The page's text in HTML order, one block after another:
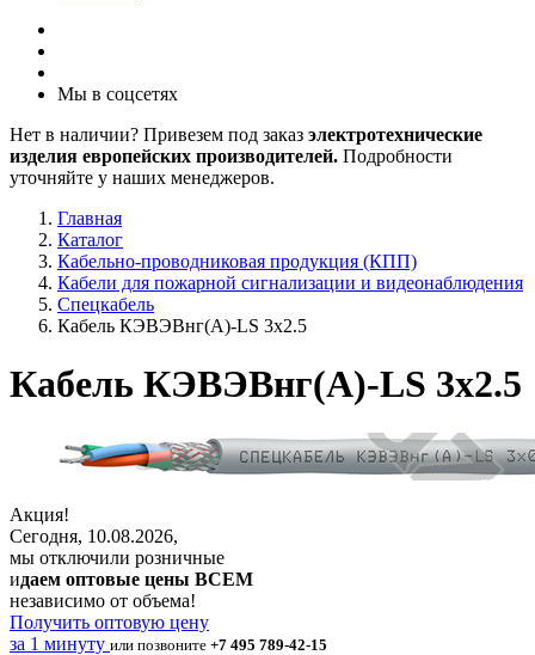
Мы в соцсетях
Нет в наличии? Привезем под заказ электротехнические
изделия европейских производителей. Подробности
уточняйте у наших менеджеров.
Главная
Каталог
Кабельно-проводниковая продукция (КПП)
Кабели для пожарной сигнализации и видеонаблюдения
Спецкабель
Кабель КЭВЭВнг(А)-LS 3х2.5
Кабель КЭВЭВнг(А)-LS 3х2.5
Акция!
Сегодня, 10.08.2026,
мы отключили розничные
идаем оптовые цены ВСЕМ
независимо от объема!
Получить оптовую цену
за 1 минуту или позвоните +7 495 789-42-15